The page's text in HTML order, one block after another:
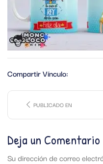
Compartir Vínculo:
PUBLICADO EN
Deja un Comentario
Su dirección de correo